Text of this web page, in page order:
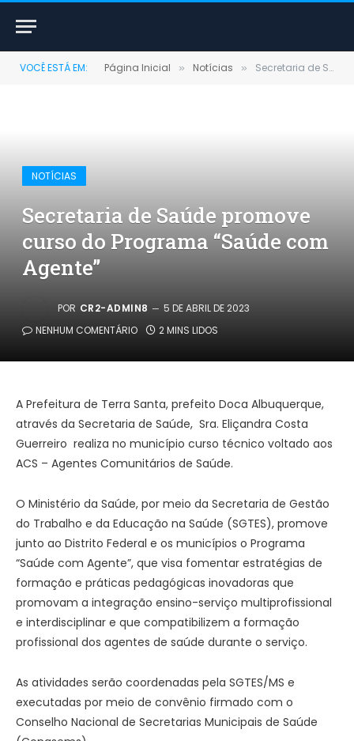
VOCÊ ESTÁ EM: Página Inicial » Notícias » Secretaria de Saúde promove curso do Programa “Saúde com Agente”
NOTÍCIAS
Secretaria de Saúde promove
curso do Programa “Saúde com
Agente”
POR CR2-ADMIN8
5 DE ABRIL DE 2023
NENHUM COMENTÁRIO
2 MINS LIDOS
A Prefeitura de Terra Santa, prefeito Doca Albuquerque,
através da Secretaria de Saúde, Sra. Eliçandra Costa
Guerreiro realiza no município curso técnico voltado aos
ACS – Agentes Comunitários de Saúde.
O Ministério da Saúde, por meio da Secretaria de Gestão
do Trabalho e da Educação na Saúde (SGTES), promove
junto ao Distrito Federal e os municípios o Programa
“Saúde com Agente”, que visa fomentar estratégias de
formação e práticas pedagógicas inovadoras que
promovam a integração ensino-serviço multiprofissional
e interdisciplinar e que compatibilizem a formação
profissional dos agentes de saúde durante o serviço.
As atividades serão coordenadas pela SGTES/MS e
executadas por meio de convênio firmado com o
Conselho Nacional de Secretarias Municipais de Saúde